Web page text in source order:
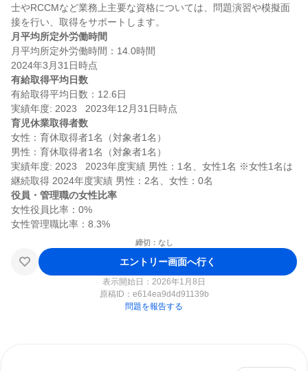
士やRCCMなど業務上主要な資格については、問題演習や模擬面
月平均所定外労働時間
月平均所定外労働時間：14.0時間
有給取得平均日数
有給取得平均日数：12.6日
育児休業取得者数
女性：育休取得者1名（対象者1名）
男性：育休取得者1名（対象者1名）
実績年度: 2023   2023年度実績 男性：1名、女性1名 ※女性1名は
役員・管理職の女性比率
女性役員比率：0%
締切：なし
エントリー画面へ行く
表示開始日：2026年1月8日
原稿ID： e614ea9d4d91139b
問題を報告する